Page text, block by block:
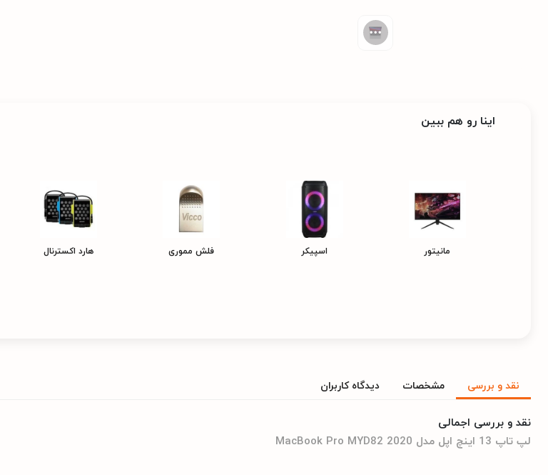
اینا رو هم ببین
مانیتور اسپیکر فلش مموری هارد اکسترنال
نقد و بررسی مشخصات دیدگاه کاربران
نقد و بررسی اجمالی
لپ تاپ 13 اینچ اپل مدل MacBook Pro MYD82 2020